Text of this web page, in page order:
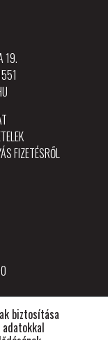
biztosítása
19.
FIZETÉSRŐL